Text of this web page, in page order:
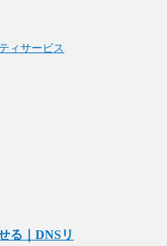
ィサービス
る｜DNSリ